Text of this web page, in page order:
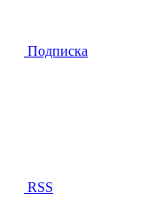
Подписка
RSS